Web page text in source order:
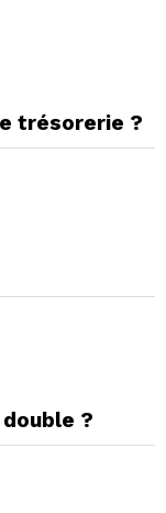
trésorerie ?
?